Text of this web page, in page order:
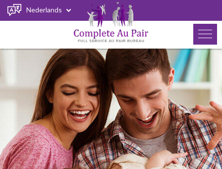
Nederlands